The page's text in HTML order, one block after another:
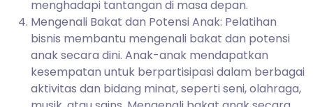
menghadapi tantangan di masa depan.
Mengenali Bakat dan Potensi Anak: Pelatihan
bisnis membantu mengenali bakat dan potensi
anak secara dini. Anak-anak mendapatkan
kesempatan untuk berpartisipasi dalam berbagai
aktivitas dan bidang minat, seperti seni, olahraga,